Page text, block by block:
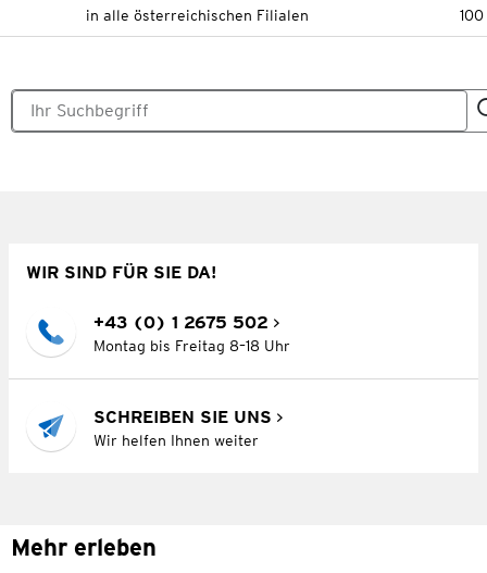
in alle österreichischen Filialen
WIR SIND FÜR SIE DA!
+43 (0) 1 2675 502
Montag bis Freitag 8–18 Uhr
SCHREIBEN SIE UNS
Wir helfen Ihnen weiter
Mehr erleben